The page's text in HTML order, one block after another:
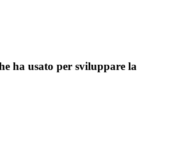
ha usato per sviluppare la